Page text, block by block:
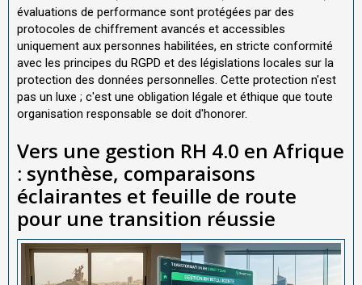
évaluations de performance sont protégées par des
protocoles de chiffrement avancés et accessibles
uniquement aux personnes habilitées, en stricte conformité
avec les principes du RGPD et des législations locales sur la
protection des données personnelles. Cette protection n'est
pas un luxe ; c'est une obligation légale et éthique que toute
organisation responsable se doit d'honorer.
Vers une gestion RH 4.0 en Afrique
: synthèse, comparaisons
éclairantes et feuille de route
pour une transition réussie